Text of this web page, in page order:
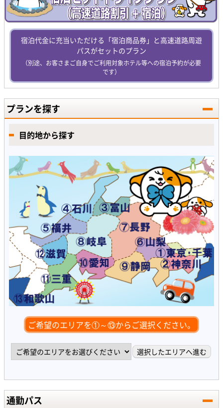
宿泊代金に充当いただける「宿泊商品券」と高速道路周遊
パスがセットのプラン
（別途、お客さまご自身でご利用対象ホテル等への宿泊予約が必要
です）
プランを探す
目的地から探す
ご希望のエリアを①～⑬からご選択ください。
通勤パス